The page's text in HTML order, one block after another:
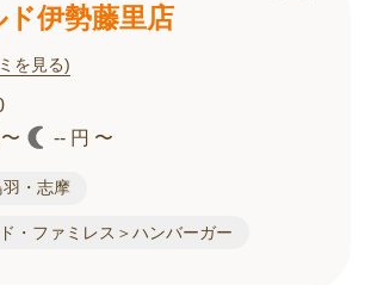
伊勢藤里店
を見る)
-- 円 〜
・志摩
・ファミレス＞ハンバーガー